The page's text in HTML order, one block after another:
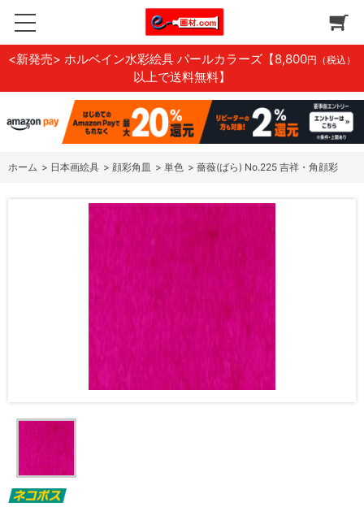
<新発売> ホルベイン水彩絵具 パールカラーズ 【8,800円（税込）
以上で送料無料】
ホーム > 日本画絵具 > 顔彩角皿 > 単色 > 薔薇(ばら) No.225 吉祥・角顔彩